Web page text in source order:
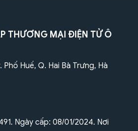
THƯƠNG MẠI ĐIỆN TỬ Ô
Huế, Q. Hai Bà Trưng, Hà
Ngày cấp: 08/01/2024. Nơi